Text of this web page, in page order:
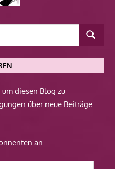
diesen Blog zu
über neue Beiträge
an